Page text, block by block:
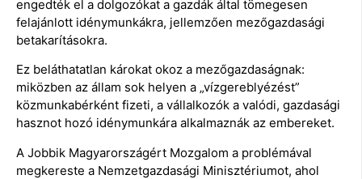
engedték el a dolgozókat a gazdák által tömegesen
felajánlott idénymunkákra, jellemzően mezőgazdasági
betakarításokra.
Ez beláthatatlan károkat okoz a mezőgazdaságnak:
miközben az állam sok helyen a „vízgereblyézést”
közmunkabérként fizeti, a vállalkozók a valódi, gazdasági
hasznot hozó idénymunkára alkalmaznák az embereket.
A Jobbik Magyarországért Mozgalom a problémával
megkereste a Nemzetgazdasági Minisztériumot, ahol